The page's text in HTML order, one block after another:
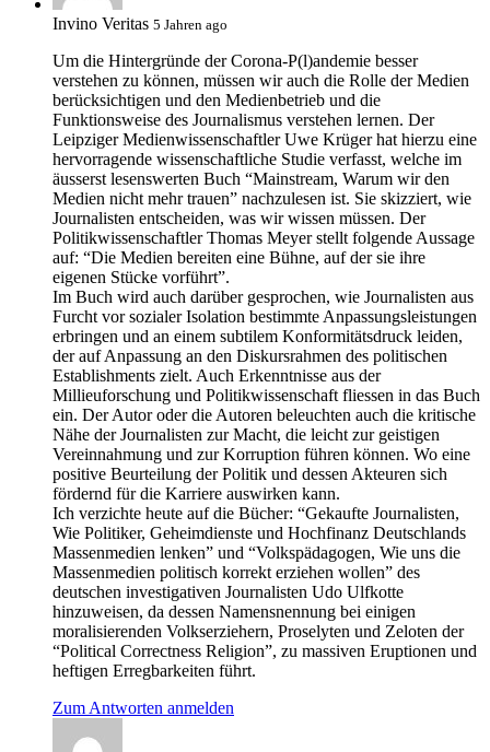
Invino Veritas 5 Jahren ago
Um die Hintergründe der Corona-P(l)andemie besser
verstehen zu können, müssen wir auch die Rolle der Medien
berücksichtigen und den Medienbetrieb und die
Funktionsweise des Journalismus verstehen lernen. Der
Leipziger Medienwissenschaftler Uwe Krüger hat hierzu eine
hervorragende wissenschaftliche Studie verfasst, welche im
äusserst lesenswerten Buch “Mainstream, Warum wir den
Medien nicht mehr trauen” nachzulesen ist. Sie skizziert, wie
Journalisten entscheiden, was wir wissen müssen. Der
Politikwissenschaftler Thomas Meyer stellt folgende Aussage
auf: “Die Medien bereiten eine Bühne, auf der sie ihre
eigenen Stücke vorführt”.
Im Buch wird auch darüber gesprochen, wie Journalisten aus
Furcht vor sozialer Isolation bestimmte Anpassungsleistungen
erbringen und an einem subtilem Konformitätsdruck leiden,
der auf Anpassung an den Diskursrahmen des politischen
Establishments zielt. Auch Erkenntnisse aus der
Millieuforschung und Politikwissenschaft fliessen in das Buch
ein. Der Autor oder die Autoren beleuchten auch die kritische
Nähe der Journalisten zur Macht, die leicht zur geistigen
Vereinnahmung und zur Korruption führen können. Wo eine
positive Beurteilung der Politik und dessen Akteuren sich
fördernd für die Karriere auswirken kann.
Ich verzichte heute auf die Bücher: “Gekaufte Journalisten,
Wie Politiker, Geheimdienste und Hochfinanz Deutschlands
Massenmedien lenken” und “Volkspädagogen, Wie uns die
Massenmedien politisch korrekt erziehen wollen” des
deutschen investigativen Journalisten Udo Ulfkotte
hinzuweisen, da dessen Namensnennung bei einigen
moralisierenden Volkserziehern, Proselyten und Zeloten der
“Political Correctness Religion”, zu massiven Eruptionen und
heftigen Erregbarkeiten führt.
Zum Antworten anmelden